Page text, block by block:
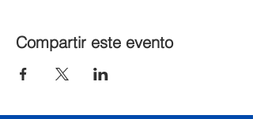
Compartir este evento